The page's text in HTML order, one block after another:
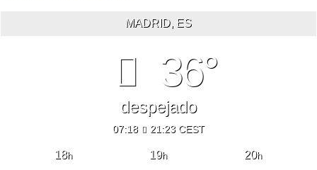
MADRID, ES
36°
despejado
07:18 21:23 CEST
18h 19h 20h